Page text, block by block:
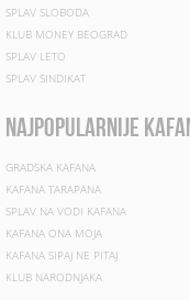
SPLAV SLOBODA
KLUB MONEY BEOGRAD
SPLAV LETO
SPLAV SINDIKAT
najpopularnije
GRADSKA KAFANA
KAFANA TARAPANA
SPLAV NA VODI KAFANA
KAFANA ONA MOJA
KAFANA SIPAJ NE PITAJ
KLUB NARODNJAKA